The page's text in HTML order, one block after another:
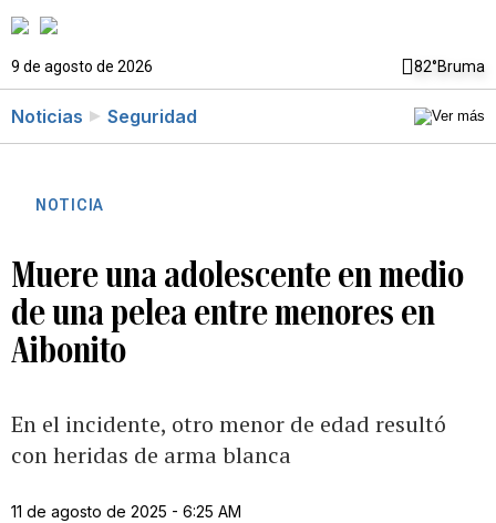
9 de agosto de 2026 82°Bruma
Noticias Seguridad
NOTICIA
Muere una adolescente en medio
de una pelea entre menores en
Aibonito
En el incidente, otro menor de edad resultó
con heridas de arma blanca
11 de agosto de 2025 - 6:25 AM